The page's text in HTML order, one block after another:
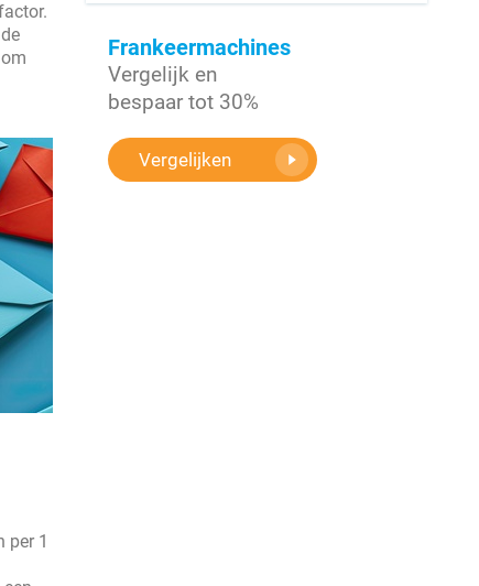
per 1
Frankeermachines
Vergelijk en
bespaar tot 30%
Vergelijken